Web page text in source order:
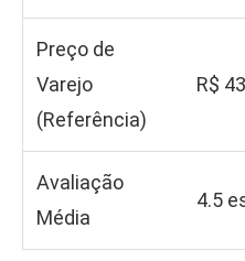
Preço de
Varejo
(Referência)
R$
Avaliação
Média
4.5